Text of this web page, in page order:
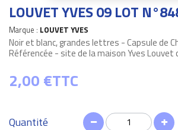
LOUVET YVES 09 LOT
Marque : LOUVET YVES
Noir et blanc, grandes lettres - Capsule de
Référencée - site de la maison Yves Louvet
2,00 €TTC
Quantité